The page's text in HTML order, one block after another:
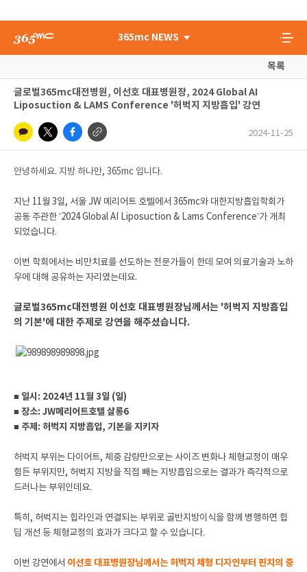
365mc NEWS
목록
글로벌365mc대전병원, 이선호 대표병원장, 2024 Global AI
Liposuction & LAMS Conference '허벅지 지방흡입' 강연
2024-11-25
안녕하세요. 지방 하나만, 365mc 입니다.
지난 11월 3일, 서울 JW 메리어트 호텔에서 365mc와 대한지방흡입학회가
공동 주관한 ‘2024 Global AI Liposuction & Lams Conference’가 개최
되었습니다.
이번 학회에서는 비만치료를 선도하는 전문가들이 한데 모여 의료기술과 노하
우에 대해 공유하는 자리였는데요.
글로벌365mc대전병원 이선호 대표병원장님께서는 '허벅지 지방흡입
의 기본'에 대한 주제로 강연을 해주셨습니다.
■ 일시: 2024년 11월 3일 (일)
■ 장소: JW메리어트호텔 살롱6
■ 주제: 허벅지 지방흡입, 기본을 지키자
허벅지 부위는 다이어트, 체중 감량만으로는 사이즈 변화나 체형교정이 매우
힘든 부위지만, 허벅지 지방을 직접 빼는 지방흡입으로는 결과가 즉각적으로
드러나는 부위인데요.
특히, 허벅지는 힙라인과 연결되는 부위로 골반지방이식을 함께 병행하면 힙
딥 개선 등 체형교정의 효과가 크다고 할 수 있습니다.
이번 강연에서 이선호 대표병원장님께서는 허벅지 체형 디자인부터 핀치의 중